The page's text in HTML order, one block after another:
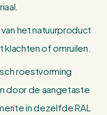
het natuurproduct
klachten of omruilen.
roestvorming
door de aangetaste
in dezelfde RAL